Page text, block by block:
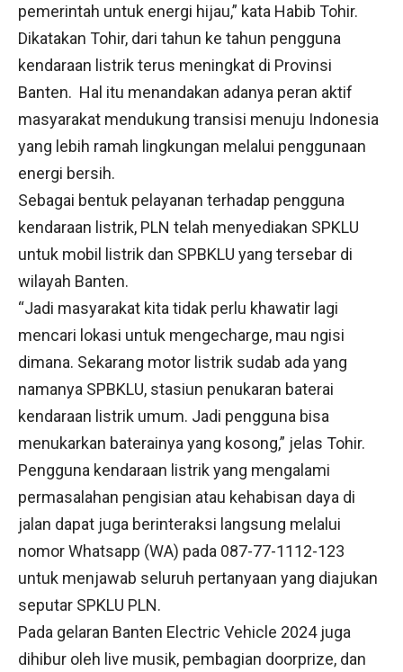
pemerintah untuk energi hijau,” kata Habib Tohir.
Dikatakan Tohir, dari tahun ke tahun pengguna
kendaraan listrik terus meningkat di Provinsi
Banten. Hal itu menandakan adanya peran aktif
masyarakat mendukung transisi menuju Indonesia
yang lebih ramah lingkungan melalui penggunaan
energi bersih.
Sebagai bentuk pelayanan terhadap pengguna
kendaraan listrik, PLN telah menyediakan SPKLU
untuk mobil listrik dan SPBKLU yang tersebar di
wilayah Banten.
“Jadi masyarakat kita tidak perlu khawatir lagi
mencari lokasi untuk mengecharge, mau ngisi
dimana. Sekarang motor listrik sudab ada yang
namanya SPBKLU, stasiun penukaran baterai
kendaraan listrik umum. Jadi pengguna bisa
menukarkan baterainya yang kosong,” jelas Tohir.
Pengguna kendaraan listrik yang mengalami
permasalahan pengisian atau kehabisan daya di
jalan dapat juga berinteraksi langsung melalui
nomor Whatsapp (WA) pada 087-77-1112-123
untuk menjawab seluruh pertanyaan yang diajukan
seputar SPKLU PLN.
Pada gelaran Banten Electric Vehicle 2024 juga
dihibur oleh live musik, pembagian doorprize, dan